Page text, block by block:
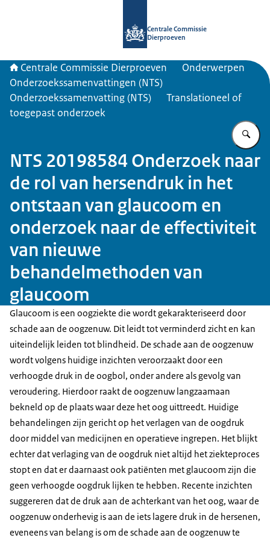
Centrale Commissie
Dierproeven
Centrale Commissie Dierproeven
Onderwerpen
Onderzoekssamenvattingen (NTS)
Onderzoekssamenvatting (NTS)
Translationeel of
toegepast onderzoek
NTS 20198584 Onderzoek naar
de rol van hersendruk in het
ontstaan van glaucoom en
onderzoek naar de effectiviteit
van nieuwe
behandelmethoden van
glaucoom
Glaucoom is een oogziekte die wordt gekarakteriseerd door
schade aan de oogzenuw. Dit leidt tot verminderd zicht en kan
uiteindelijk leiden tot blindheid. De schade aan de oogzenuw
wordt volgens huidige inzichten veroorzaakt door een
verhoogde druk in de oogbol, onder andere als gevolg van
veroudering. Hierdoor raakt de oogzenuw langzaamaan
bekneld op de plaats waar deze het oog uittreedt. Huidige
behandelingen zijn gericht op het verlagen van de oogdruk
door middel van medicijnen en operatieve ingrepen. Het blijkt
echter dat verlaging van de oogdruk niet altijd het ziekteproces
stopt en dat er daarnaast ook patiënten met glaucoom zijn die
geen verhoogde oogdruk lijken te hebben. Recente inzichten
suggereren dat de druk aan de achterkant van het oog, waar de
oogzenuw onderhevig is aan de iets lagere druk in de hersenen,
eveneens van belang is om de schade aan de oogzenuw te